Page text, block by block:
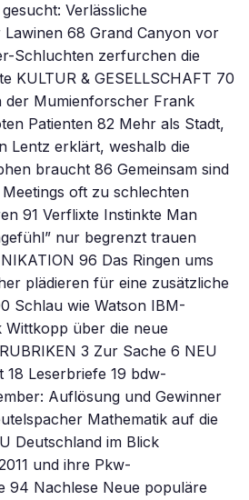
Verlässliche
68 Grand Canyon vor
Schluchten zerfurchen die
KULTUR & GESELLSCHAFT 70
der Mumienforscher Frank
Patienten 82 Mehr als Stadt,
Lentz erklärt, weshalb die
braucht 86 Gemeinsam sind
oft zu schlechten
91 Verflixte Instinkte Man
nur begrenzt trauen
96 Das Ringen ums
plädieren für eine zusätzliche
Schlau wie Watson IBM-
über die neue
3 Zur Sache 6 NEU
18 Leserbriefe 19 bdw-
Auflösung und Gewinner
Mathematik auf die
Deutschland im Blick
und ihre Pkw-
94 Nachlese Neue populäre